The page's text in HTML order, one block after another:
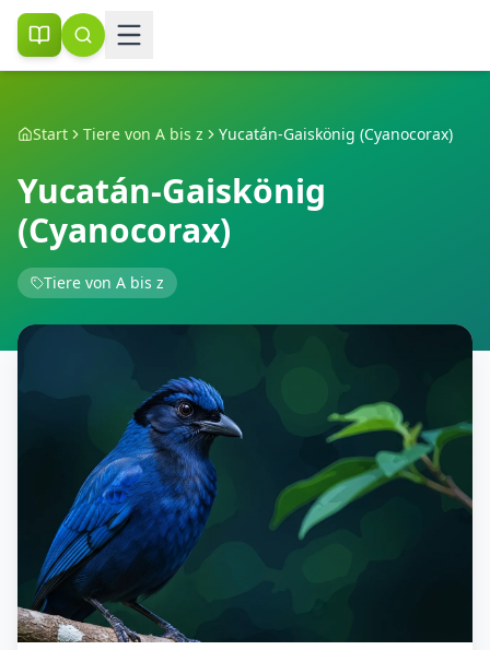
Start Tiere von A bis z Yucatán-Gaiskönig (Cyanocorax)
Yucatán-Gaiskönig
(Cyanocorax)
Tiere von A bis z